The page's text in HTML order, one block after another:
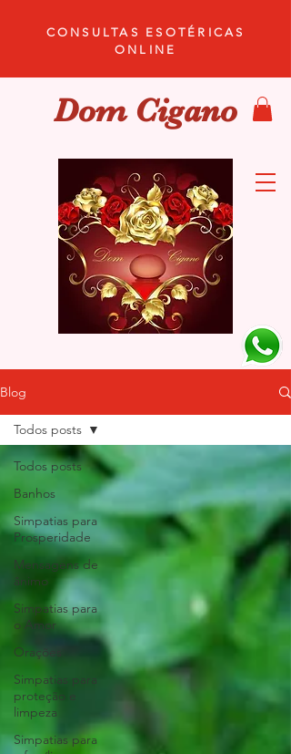
Dom Cigano
CONSULTAS ESOTÉRICAS
ONLINE
Blog
Todos posts
Banhos
Simpatias para
Prosperidade
Mensagens de
ânimo
Simpatias para
o Amor
Orações
Simpatias para
proteção e
limpeza
Simpatias para
Todos posts